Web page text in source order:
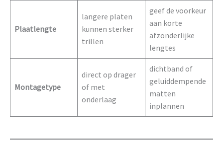
Plaatlengte
langere platen
kunnen sterker
trillen
geef de voorkeur
aan korte
afzonderlijke
lengtes
Montagetype
direct op drager
of met
onderlaag
dichtband of
geluiddempende
matten
inplannen